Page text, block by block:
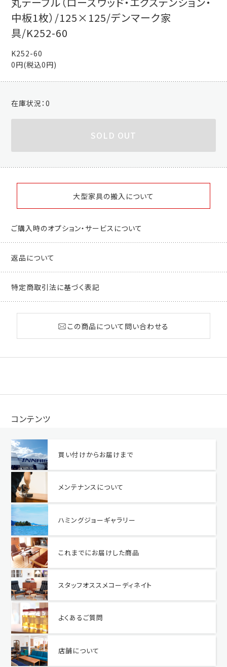
中板1枚）/125×125/デンマーク家
具/K252-60
K252-60
0円(税込0円)
在庫状況：0
SOLD OUT
大型家具の搬入について
ご購入時のオプション・サービスについて
返品について
特定商取引法に基づく表記
この商品について問い合わせる
コンテンツ
買い付けからお届けまで
メンテナンスについて
ハミングジョーギャラリー
これまでにお届けした商品
スタッフオススメコーディネイト
よくあるご質問
店舗について